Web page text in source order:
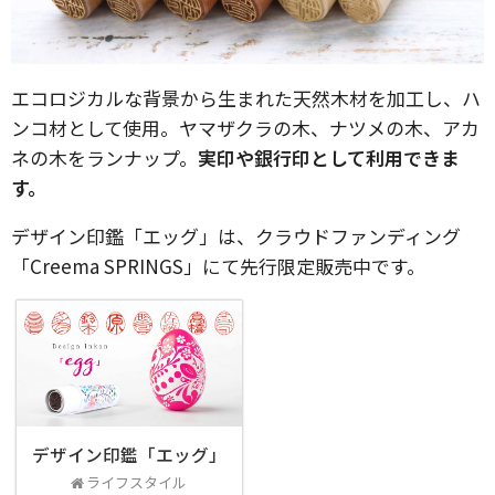
エコロジカルな背景から生まれた天然木材を加工し、ハ
ンコ材として使用。ヤマザクラの木、ナツメの木、アカ
ネの木をランナップ。 実印や銀行印として利用できま
す。
デザイン印鑑「エッグ」は、クラウドファンディング
「Creema SPRINGS」にて先行限定販売中です。
デザイン印鑑「エッグ」
ライフスタイル